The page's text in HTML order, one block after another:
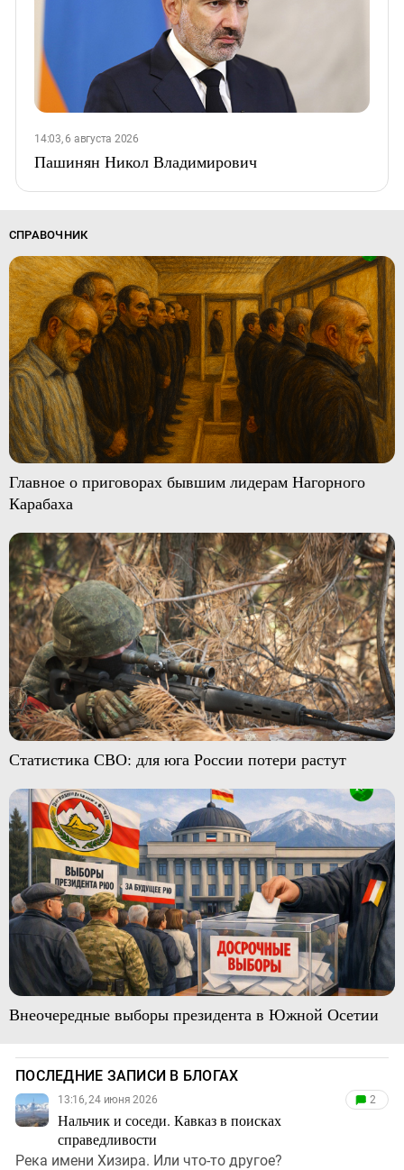
14:03, 6 августа 2026
Пашинян Никол Владимирович
СПРАВОЧНИК
Главное о приговорах бывшим лидерам Нагорного
Карабаха
Статистика СВО: для юга России потери растут
Внеочередные выборы президента в Южной Осетии
ПОСЛЕДНИЕ ЗАПИСИ В БЛОГАХ
13:16, 24 июня 2026
Нальчик и соседи. Кавказ в поисках
справедливости
2
Река имени Хизира. Или что-то другое?